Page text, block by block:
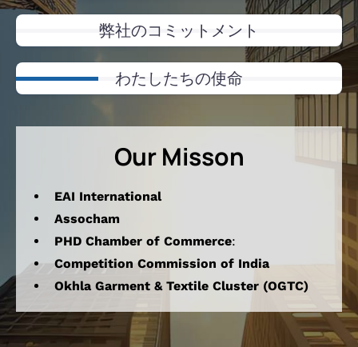
弊社のコミットメント
わたしたちの使命
Our Misson
EAI International
Assocham
PHD Chamber of Commerce:
Competition Commission of India
Okhla Garment & Textile Cluster (OGTC)